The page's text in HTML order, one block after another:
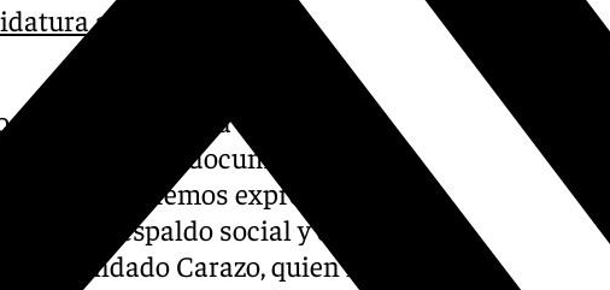
a Capitalidad
y profundizar», ha indicado la
partir de este documento, que
llaves. Hemos expresado
con el respaldo social y del
ahondado Carazo, quien ha